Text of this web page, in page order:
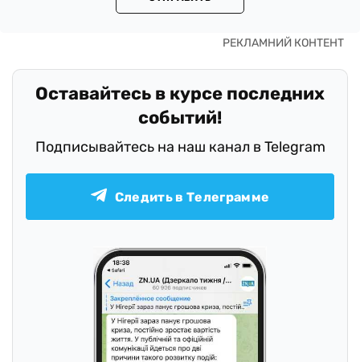
Оставайтесь в курсе последних
событий!
Подписывайтесь на наш канал в Telegram
Следить в Телеграмме